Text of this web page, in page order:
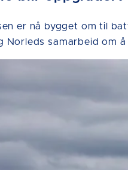
er nå bygget om til
samarbeid om